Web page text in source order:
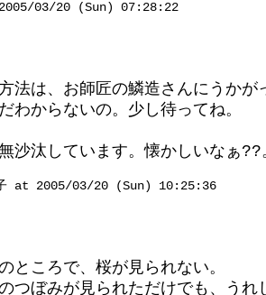
03/20 (Sun) 07:28:22
法は、お師匠の鱗造さんにうかが
わからないの。少し待ってね。
沙汰しています。懐かしいなぁ??
at 2005/03/20 (Sun) 10:25:36
ところで、桜が見られない。
つぼみが見られただけでも、うれ